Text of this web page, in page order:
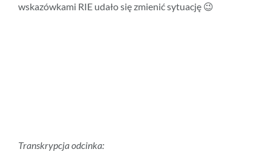
wskazówkami RIE udało się zmienić sytuację 😉
Transkrypcja odcinka: